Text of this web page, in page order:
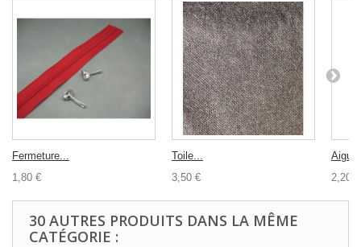
Fermeture...
1,80 €
Toile...
3,50 €
2,20 €
30 AUTRES PRODUITS DANS LA MÊME
CATÉGORIE :